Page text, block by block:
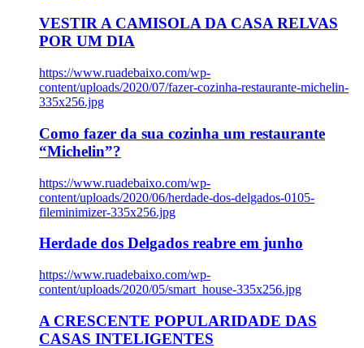
VESTIR A CAMISOLA DA CASA RELVAS
POR UM DIA
https://www.ruadebaixo.com/wp-
content/uploads/2020/07/fazer-cozinha-restaurante-michelin-
335x256.jpg
Como fazer da sua cozinha um restaurante
“Michelin”?
https://www.ruadebaixo.com/wp-
content/uploads/2020/06/herdade-dos-delgados-0105-
fileminimizer-335x256.jpg
Herdade dos Delgados reabre em junho
https://www.ruadebaixo.com/wp-
content/uploads/2020/05/smart_house-335x256.jpg
A CRESCENTE POPULARIDADE DAS
CASAS INTELIGENTES